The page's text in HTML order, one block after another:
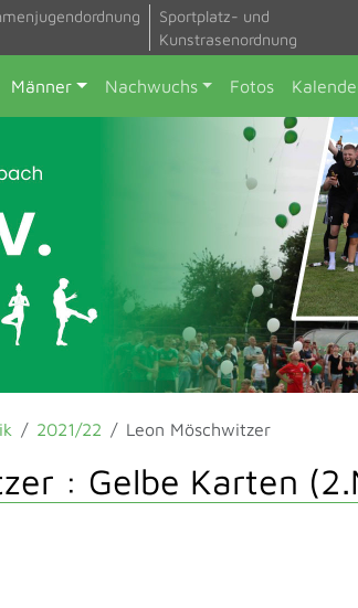
Sportplatz- und
Kunstrasenordnung
Männer Nachwuchs Fotos
2021/22 Leon Möschwitzer
: Gelbe Karten